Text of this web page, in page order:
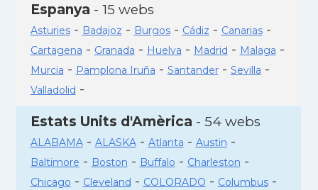
Espanya - 15 webs
Asturies- Badajoz - Burgos- Cádiz - Canarias-
Cartagena - Granada - Huelva - Madrid - Malaga -
Murcia - Pamplona Iruña - Santander- Sevilla -
Valladolid -
Estats Units d'Amèrica - 54 webs
ALABAMA- ALASKA- Atlanta - Austin -
Baltimore - Boston - Buffalo - Charleston -
Chicago - Cleveland - COLORADO - Columbus-